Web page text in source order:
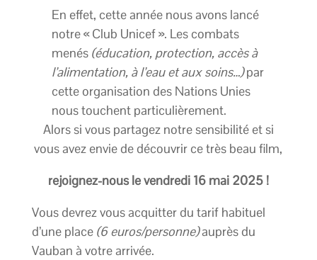
En effet, cette année nous avons lancé
notre « Club Unicef ». Les combats
menés (éducation, protection, accès à
l’alimentation, à l’eau et aux soins…)par
cette organisation des Nations Unies
nous touchent particulièrement.
Alors si vous partagez notre sensibilité et si
vous avez envie de découvrir ce très beau film,
rejoignez-nous le vendredi 16 mai 2025 !
Vous devrez vous acquitter du tarif habituel
d’une place (6 euros/personne)auprès du
Vauban à votre arrivée.